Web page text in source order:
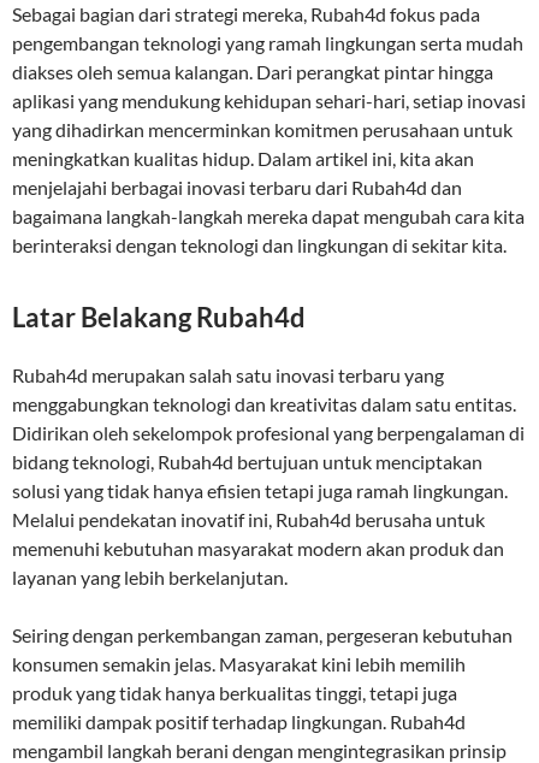
Sebagai bagian dari strategi mereka, Rubah4d fokus pada
pengembangan teknologi yang ramah lingkungan serta mudah
diakses oleh semua kalangan. Dari perangkat pintar hingga
aplikasi yang mendukung kehidupan sehari-hari, setiap inovasi
yang dihadirkan mencerminkan komitmen perusahaan untuk
meningkatkan kualitas hidup. Dalam artikel ini, kita akan
menjelajahi berbagai inovasi terbaru dari Rubah4d dan
bagaimana langkah-langkah mereka dapat mengubah cara kita
berinteraksi dengan teknologi dan lingkungan di sekitar kita.
Latar Belakang Rubah4d
Rubah4d merupakan salah satu inovasi terbaru yang
menggabungkan teknologi dan kreativitas dalam satu entitas.
Didirikan oleh sekelompok profesional yang berpengalaman di
bidang teknologi, Rubah4d bertujuan untuk menciptakan
solusi yang tidak hanya efisien tetapi juga ramah lingkungan.
Melalui pendekatan inovatif ini, Rubah4d berusaha untuk
memenuhi kebutuhan masyarakat modern akan produk dan
layanan yang lebih berkelanjutan.
Seiring dengan perkembangan zaman, pergeseran kebutuhan
konsumen semakin jelas. Masyarakat kini lebih memilih
produk yang tidak hanya berkualitas tinggi, tetapi juga
memiliki dampak positif terhadap lingkungan. Rubah4d
mengambil langkah berani dengan mengintegrasikan prinsip